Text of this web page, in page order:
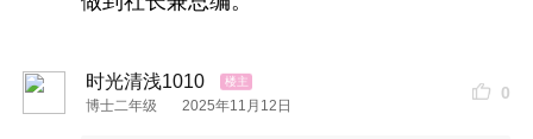
时光清浅1010
博士二年级 2025年11月12日
0